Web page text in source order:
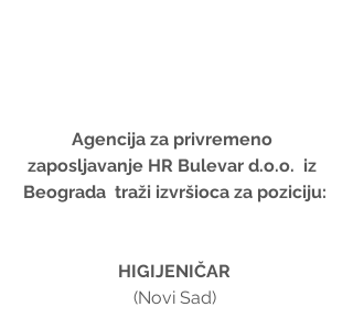
Agencija za privremeno
zaposljavanje HR Bulevar d.o.o.  iz
Beograda  traži izvršioca za poziciju:
HIGIJENIČAR
(Novi Sad)